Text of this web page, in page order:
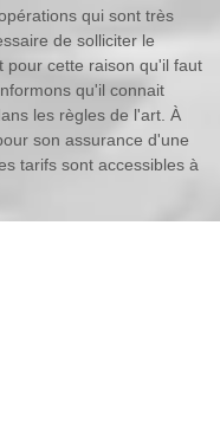
qui sont très
de solliciter le
pour cette raison qu'il faut
qu'il connait
les règles de l'art. À
son assurance d'une
tarifs sont accessibles à